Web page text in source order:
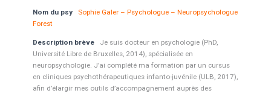
Nom du psy
Sophie Galer – Psychologue – Neuropsychologue
Forest
Description brève
Je suis docteur en psychologie (PhD,
Université Libre de Bruxelles, 2014), spécialisée en
neuropsychologie. J’ai complété ma formation par un cursus
en cliniques psychothérapeutiques infanto-juvénile (ULB, 2017),
afin d’élargir mes outils d’accompagnement auprès des